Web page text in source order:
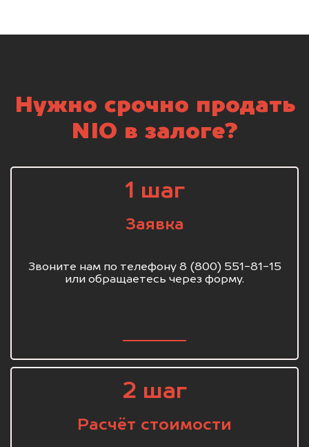
Нужно срочно продать
NIO в залоге?
1 шаг
Заявка
Звоните нам по телефону 8 (800) 551-81-15
или обращаетесь через форму.
2 шаг
Расчёт стоимости